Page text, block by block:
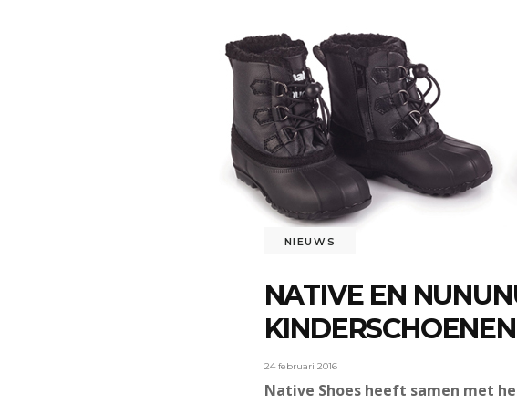
NIEUWS
NATIVE EN
KINDERSCHOENEN
24 februari 2016
Native Shoes heeft samen met